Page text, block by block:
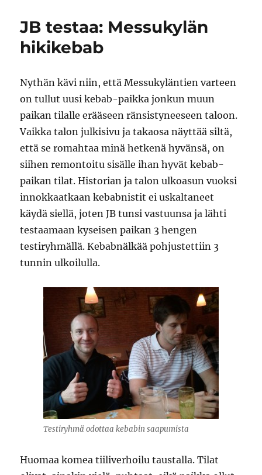
JB testaa: Messukylän
hikikebab
Nythän kävi niin, että Messukyläntien varteen
on tullut uusi kebab-paikka jonkun muun
paikan tilalle erääseen ränsistyneeseen taloon.
Vaikka talon julkisivu ja takaosa näyttää siltä,
että se romahtaa minä hetkenä hyvänsä, on
siihen remontoitu sisälle ihan hyvät kebab-
paikan tilat. Historian ja talon ulkoasun vuoksi
innokkaatkaan kebabnistit ei uskaltaneet
käydä siellä, joten JB tunsi vastuunsa ja lähti
testaamaan kyseisen paikan 3 hengen
testiryhmällä. Kebabnälkää pohjustettiin 3
tunnin ulkoilulla.
Testiryhmä odottaa kebabin saapumista
Huomaa komea tiiliverhoilu taustalla. Tilat